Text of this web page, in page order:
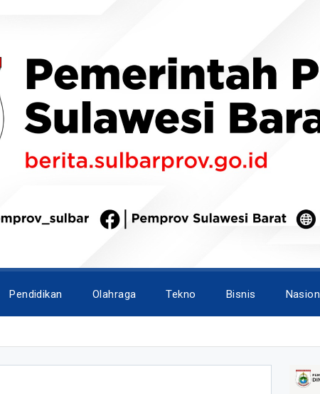
Pendidikan Olahraga Tekno Bisnis